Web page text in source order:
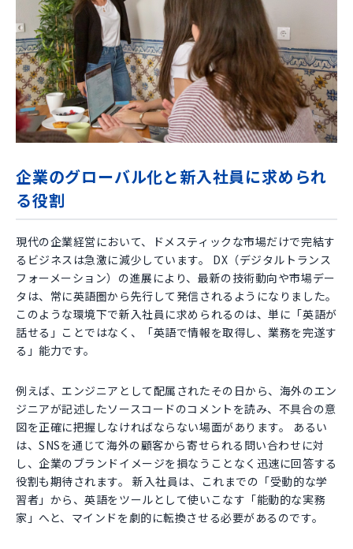
企業のグローバル化と新入社員に求められ
る役割
現代の企業経営において、ドメスティックな市場だけで完結す
るビジネスは急激に減少しています。 DX（デジタルトランス
フォーメーション）の進展により、最新の技術動向や市場デー
タは、常に英語圏から先行して発信されるようになりました。
このような環境下で新入社員に求められるのは、単に「英語が
話せる」ことではなく、「英語で情報を取得し、業務を完遂す
る」能力です。
例えば、エンジニアとして配属されたその日から、海外のエン
ジニアが記述したソースコードのコメントを読み、不具合の意
図を正確に把握しなければならない場面があります。 あるい
は、SNSを通じて海外の顧客から寄せられる問い合わせに対
し、企業のブランドイメージを損なうことなく迅速に回答する
役割も期待されます。 新入社員は、これまでの「受動的な学
習者」から、英語をツールとして使いこなす「能動的な実務
家」へと、マインドを劇的に転換させる必要があるのです。